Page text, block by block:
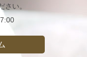
さい。